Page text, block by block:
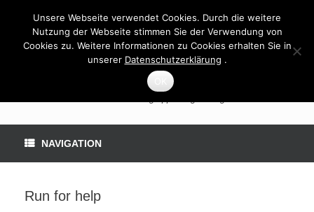
NAVIGATION
Run for help
Unsere Webseite verwendet Cookies. Durch die weitere
Nutzung der Webseite stimmen Sie der Verwendung von
Cookies zu. Weitere Informationen zu Cookies erhalten Sie in
unserer Datenschutzerklärung .